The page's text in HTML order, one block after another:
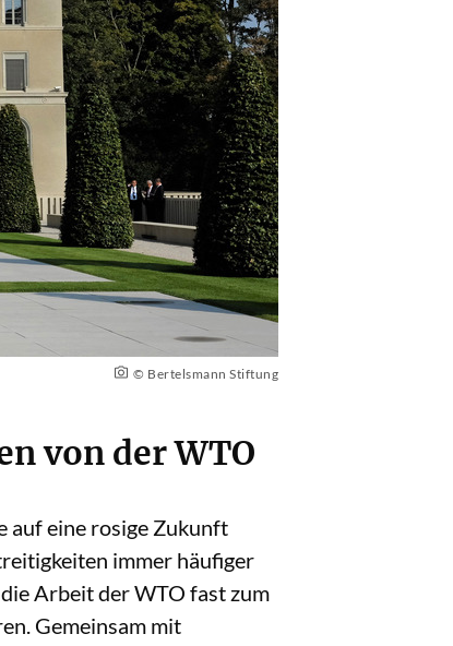
© Bertelsmann Stiftung
von der WTO
auf eine rosige Zukunft
immer häufiger
Arbeit der WTO fast zum
Gemeinsam mit